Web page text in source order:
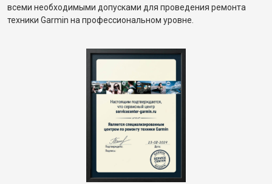
всеми необходимыми допусками для проведения ремонта
техники Garmin на профессиональном уровне.